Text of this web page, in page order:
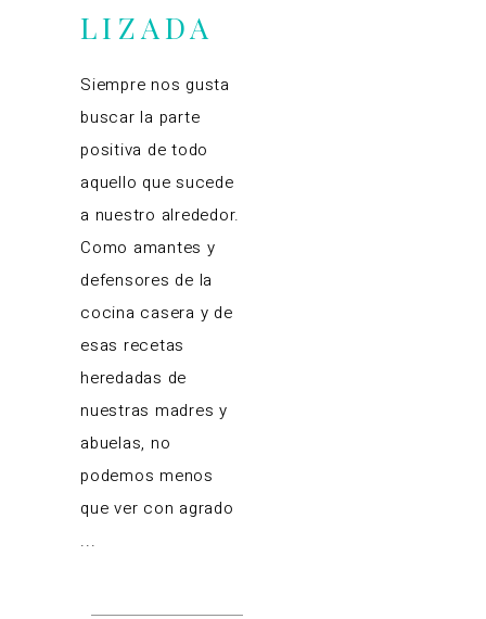
LIZADA
Siempre nos gusta
buscar la parte
positiva de todo
aquello que sucede
a nuestro alrededor.
Como amantes y
defensores de la
cocina casera y de
esas recetas
heredadas de
nuestras madres y
abuelas, no
podemos menos
que ver con agrado